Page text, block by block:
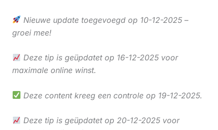
Nieuwe update toegevoegd op 10-12-2025 –
groei mee!
Deze tip is geüpdatet op 16-12-2025 voor
maximale online winst.
Deze content kreeg een controle op 19-12-2025.
Deze tip is geüpdatet op 20-12-2025 voor